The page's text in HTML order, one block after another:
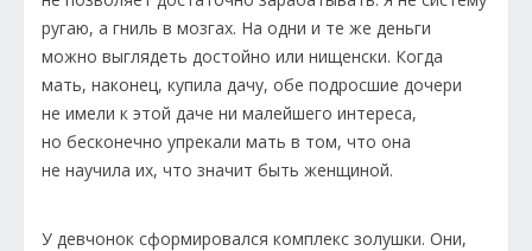
ругаю, а гниль в мозгах. На одни и те же деньги
можно выглядеть достойно или нищенски. Когда
мать, наконец, купила дачу, обе подросшие дочери
не имели к этой даче ни малейшего интереса,
но бесконечно упрекали мать в том, что она
не научила их, что значит быть женщиной.
У девчонок сформировался комплекс золушки. Они,